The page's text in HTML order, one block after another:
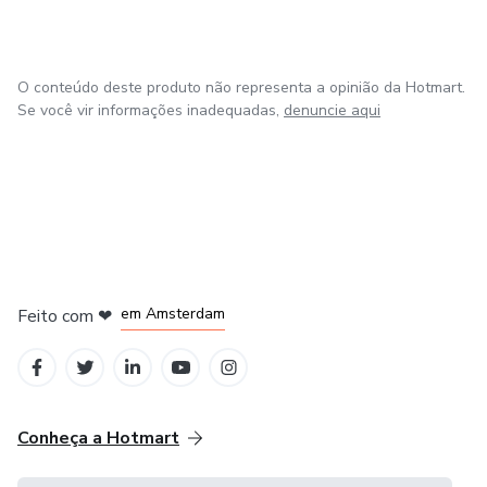
O conteúdo deste produto não representa a opinião da Hotmart.
Se você vir informações inadequadas, denuncie aqui
Feito com ❤ em Amsterdam
Conheça a Hotmart